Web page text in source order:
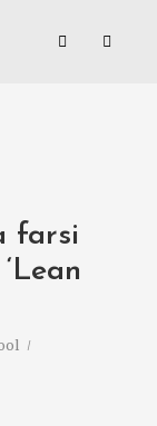
farsi